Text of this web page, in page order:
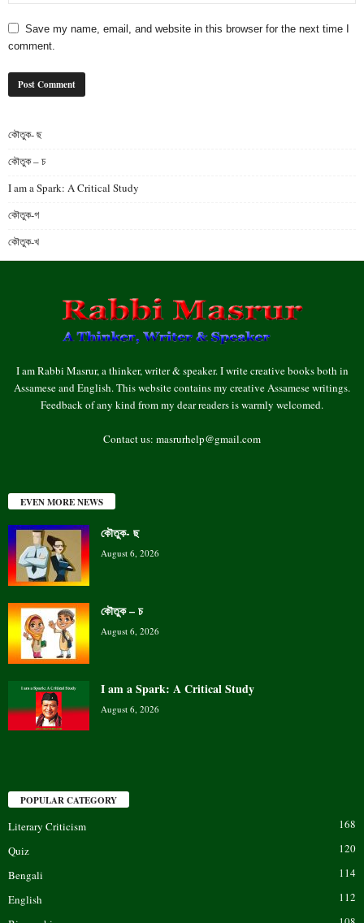
Save my name, email, and website in this browser for the next time I
comment.
কৌতুক- ছ
কৌতুক – চ
I am a Spark: A Critical Study
কৌতুক-গ
কৌতুক-খ
I am Rabbi Masrur, a thinker, writer & speaker. I write creative books both in
Assamese and English. This website contains my creative Assamese writings.
Feedback of any kind from my dear readers is warmly welcomed.
Contact us: masrurhelp@gmail.com
EVEN MORE NEWS
কৌতুক- ছ
August 6, 2026
কৌতুক – চ
August 6, 2026
I am a Spark: A Critical Study
August 6, 2026
POPULAR CATEGORY
Literary Criticism
168
Quiz
120
Bengali
114
English
112